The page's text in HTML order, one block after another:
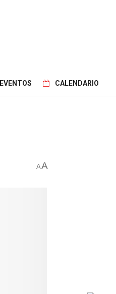
EVENTOS CALENDARIO
AA